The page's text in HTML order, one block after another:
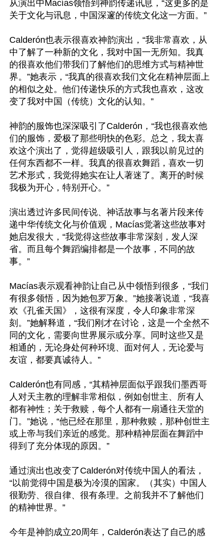
从演出中Macías领悟到神韵传递讯息，“这更多的是
关于文化与讯息，中国深邃的传统文化这一方面。”
Calderón也表示很喜欢神韵演出，“我非常喜欢，从
中了解了一种新的文化，我对中国一无所知。我真
的很喜欢他们带我们了解他们的思维方式与精神世
界。”她表示，“我真的很喜欢我们文化在精神层面上
的相似之处。他们传递快乐的方式我也喜欢，这改
变了我对中国（传统）文化的认知。”
神韵的服饰也深深吸引了Calderón，“我也很喜欢他
们的服饰，爱极了那些明快的色彩。总之，我太喜
欢这个演出了，觉得超级吸引人，跟我以前见过的
任何东西都不一样。我真的很喜欢舞蹈，喜欢一切
艺术形式，我觉得她实在让人著迷了。离开的时候
我极为开心，特别开心。”
演出透过许多民间传说、神话故事与名著片段来传
递中华传统文化与价值观，Macías觉著这些故事对
她启发很大，“我觉得这些故事非常深刻，发人深
省。而且每个舞蹈编排都是一个故事，不同的故
事。”
Macías表示观看神韵让自己从中领悟到很多，“我们
有很多领悟，因为她包罗万象。”她接著说道，“我喜
欢《孔雀天国》，这很有深度，令人印象非常深
刻。”她解释道，“我们刚才在讨论，这是一个全然不
同的文化，需要向世界展示或分享。同时这些又是
相通的，无论身处何种环境、面对何人，无论爱与
友谊，都要真诚待人。”
Calderón也有同感，“其精神层面似乎跟我们墨西哥
人对天主教的理解非常相似，例如创世主、所有人
都有神性；关于救赎，每个人都有一扇通往天堂的
门。”她说，“他已经在那里，那种救赎，那种创世主
或上帝与我们亲近的感觉。那种精神层面在舞蹈中
得到了充分体现的原因。”
通过演出也改变了Calderón对传统中国人的看法，
“以前觉得中国是极为冷漠的国家。（其实）中国人
很勤劳、很自律、很有条理。之前我并不了解他们
的精神世界。”
今年是神韵成立20周年，Calderón表达了自己的感